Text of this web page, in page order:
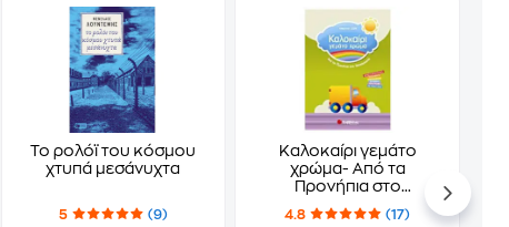
Το ρολόϊ του κόσμου
χτυπά μεσάνυχτα
5
(9)
Καλοκαίρι γεμάτο
χρώμα- Από τα
Προνήπια στο
Νηπιαγωγείο
4.8
(17)